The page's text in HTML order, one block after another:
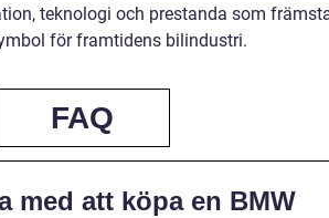
teknologi och prestanda som
för framtidens bilindustri.
FAQ
med att köpa en BMW